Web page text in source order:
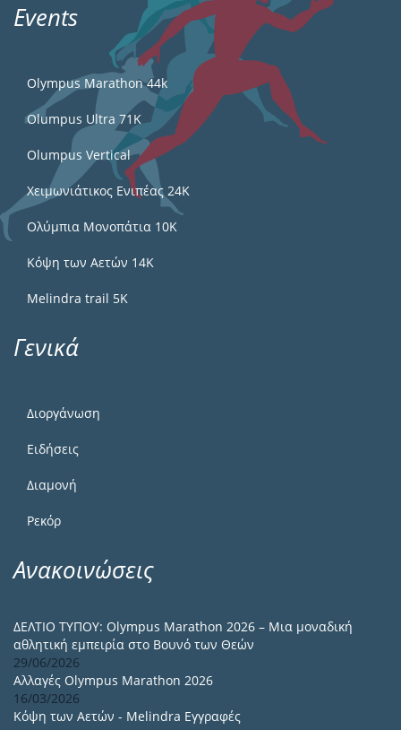
Events
Olympus Marathon 44k
Olumpus Ultra 71K
Olumpus Vertical
Χειμωνιάτικος Ενιπέας 24Κ
Ολύμπια Μονοπάτια 10Κ
Κόψη των Αετών 14Κ
Melindra trail 5Κ
Γενικά
Διοργάνωση
Ειδήσεις
Διαμονή
Ρεκόρ
Ανακοινώσεις
ΔΕΛΤΙΟ ΤΥΠΟΥ: Olympus Marathon 2026 – Μια μοναδική
αθλητική εμπειρία στο Βουνό των Θεών
29/06/2026
Αλλαγές Olympus Marathon 2026
16/03/2026
Κόψη των Αετών - Melindra Εγγραφές